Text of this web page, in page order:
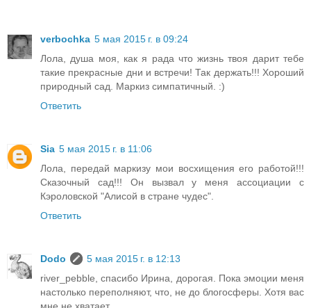
verbochka 5 мая 2015 г. в 09:24
Лола, душа моя, как я рада что жизнь твоя дарит тебе
такие прекрасные дни и встречи! Так держать!!! Хороший
природный сад. Маркиз симпатичный. :)
Ответить
Sia 5 мая 2015 г. в 11:06
Лола, передай маркизу мои восхищения его работой!!!
Сказочный сад!!! Он вызвал у меня ассоциации с
Кэроловской "Алисой в стране чудес".
Ответить
Dodo
5 мая 2015 г. в 12:13
river_pebble, спасибо Ирина, дорогая. Пока эмоции меня
настолько переполняют, что, не до блогосферы. Хотя вас